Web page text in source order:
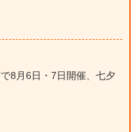
8月6日・7日開催、七夕